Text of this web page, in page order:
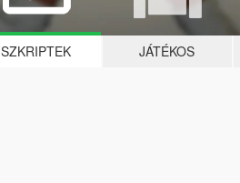
SZKRIPTEK JÁTÉKOS